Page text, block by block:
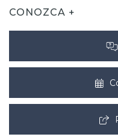
CONOZCA +